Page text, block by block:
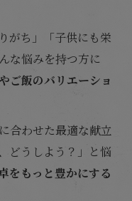
がち」「子供にも栄
な悩みを持つ方に
ご飯のバリエーショ
合わせた最適な献立
どうしよう？」と悩
をもっと豊かにする